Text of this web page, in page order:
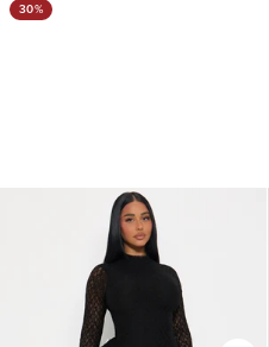
30%